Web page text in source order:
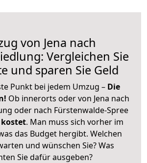
von Jena nach
Vergleichen Sie
und sparen Sie Geld
Punkt bei jedem Umzug – Die
Ob innerorts oder von Jena nach
oder nach Fürstenwalde-Spree
. Man muss sich vorher im
das Budget hergibt. Welchen
und wünschen Sie? Was
Sie dafür ausgeben?